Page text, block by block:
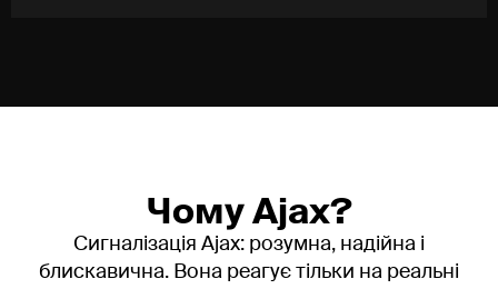
Цілодобовий моніторинг приміщення. Кожна спроба
відкрити двері чи вікно передається на пульт.
Оператор перевіряє відео й приймає рішення про
виїзд групи. Ви отримуєте повідомлення: коли
Чому Ajax?
Сигналізація Ajax: розумна, надійна і
блискавична. Вона реагує тільки на реальні